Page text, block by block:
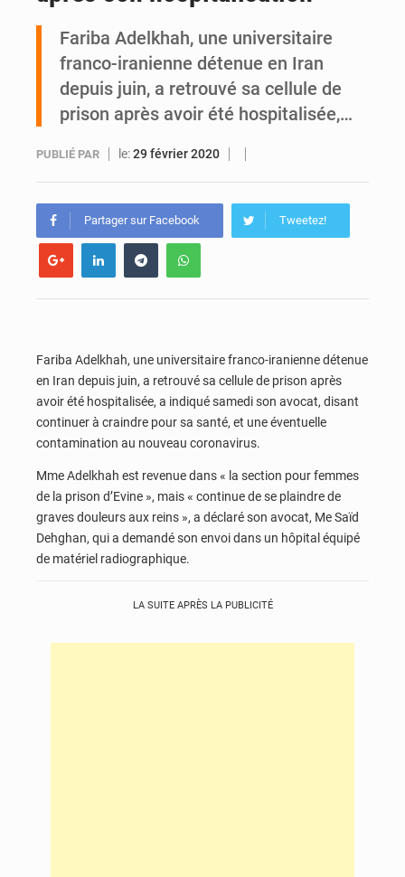
PDCI-RDA : « S’il continue, nous aussi, on va sortir les choses », avertit Brédoumy Soumaïla au camp Guikahué
Fariba Adelkhah, une universitaire
franco-iranienne détenue en Iran
depuis juin, a retrouvé sa cellule de
prison après avoir été hospitalisée,…
PUBLIÉ PAR le:29 février 2020
Partager sur Facebook Tweetez!
Fariba Adelkhah, une universitaire franco-iranienne détenue
en Iran depuis juin, a retrouvé sa cellule de prison après
avoir été hospitalisée, a indiqué samedi son avocat, disant
continuer à craindre pour sa santé, et une éventuelle
contamination au nouveau coronavirus.
Mme Adelkhah est revenue dans « la section pour femmes
de la prison d’Evine », mais « continue de se plaindre de
graves douleurs aux reins », a déclaré son avocat, Me Saïd
Dehghan, qui a demandé son envoi dans un hôpital équipé
de matériel radiographique.
LA SUITE APRÈS LA PUBLICITÉ